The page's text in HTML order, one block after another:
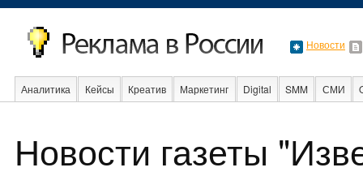
Новости
Аналитика Кейсы Креатив Маркетинг Digital SMM СМИ
Новости газеты